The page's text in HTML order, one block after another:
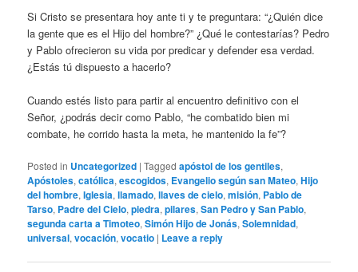
Si Cristo se presentara hoy ante ti y te preguntara: “¿Quién dice
la gente que es el Hijo del hombre?” ¿Qué le contestarías? Pedro
y Pablo ofrecieron su vida por predicar y defender esa verdad.
¿Estás tú dispuesto a hacerlo?
Cuando estés listo para partir al encuentro definitivo con el
Señor, ¿podrás decir como Pablo, “he combatido bien mi
combate, he corrido hasta la meta, he mantenido la fe”?
Posted in Uncategorized |Tagged apóstol de los gentiles,
Apóstoles,católica,escogidos, Evangelio según san Mateo,Hijo
del hombre,Iglesia,llamado,llaves de cielo,misión, Pablo de
Tarso, Padre del Cielo,piedra,pilares,San Pedro y San Pablo,
segunda carta a Timoteo,Simón Hijo de Jonás,Solemnidad,
universal,vocación,vocatio | Leave a reply